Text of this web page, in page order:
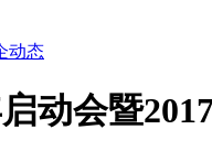
动态
动会暨